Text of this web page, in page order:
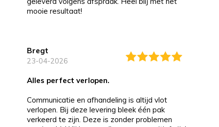
mooie resultaat!
Bregt
23-04-2026
alles perfect verlopen.
Communicatie en afhandeling is altijd vlot
verlopen. Bij deze levering bleek één pak
verkeerd te zijn. Deze is zonder problemen